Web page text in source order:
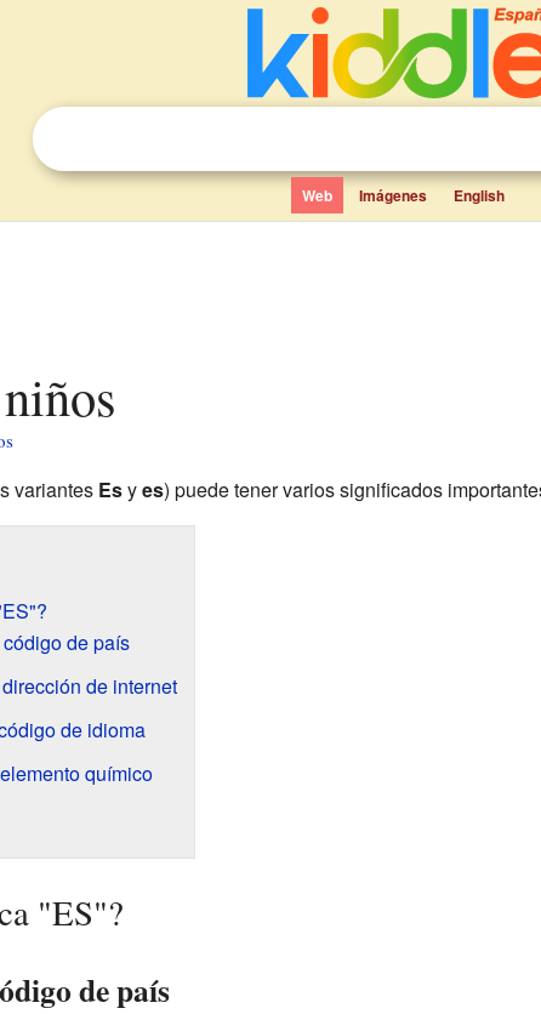
Web Imágenes English
niños
variantes Esyes) puede tener varios significados
de país
de internet
de idioma
químico
"ES"?
de país